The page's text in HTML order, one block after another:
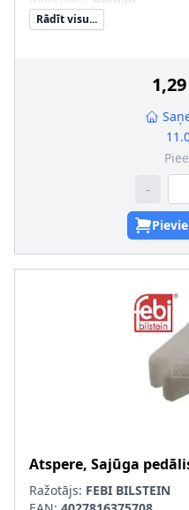
Rādīt visu...
-
Atspere, Sajūga
Ražotājs: FEBI BILSTEIN